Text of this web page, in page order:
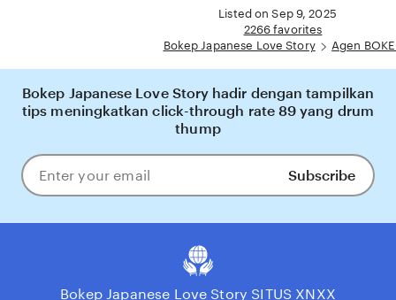
Listed on Sep 9, 2025
2266 favorites
Bokep Japanese Love Story
Agen
Bokep Japanese Love Story hadir dengan tampilkan
tips meningkatkan click-through rate 89 yang drum
thump
Enter
your
Subscribe
Bokep Japanese Love Story SITUS XNXX